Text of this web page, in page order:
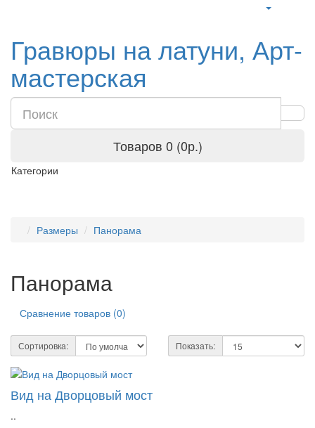
Гравюры на латуни, Арт-
мастерская
Товаров 0 (0р.)
Категории
Размеры Панорама
Панорама
Сравнение товаров (0)
Сортировка: Показать:
Вид на Дворцовый мост
..